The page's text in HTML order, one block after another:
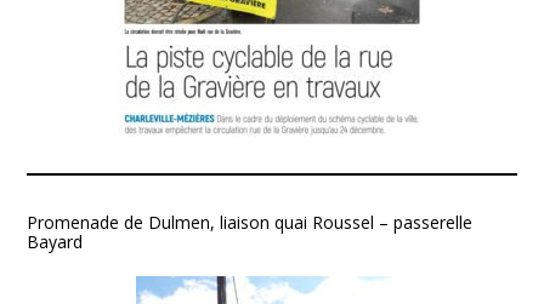
Promenade de Dulmen, liaison quai Roussel – passerelle
Bayard